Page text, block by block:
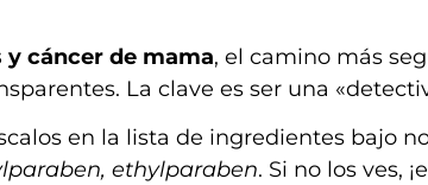
y cáncer de mama, el camino más
La clave es ser una
en la lista de ingredientes bajo
ethylparaben. Si no los ves,